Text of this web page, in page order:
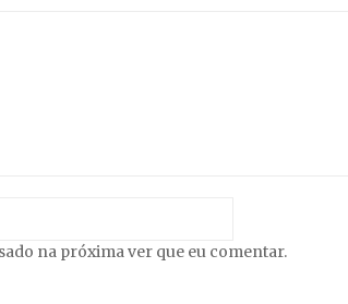
na próxima ver que eu comentar.